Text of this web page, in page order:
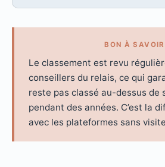
BON À SAVOIR
Le classement est revu
conseillers du relais, ce qui
reste pas classé au-dessus de
pendant des années. C’est la
avec les plateformes sans